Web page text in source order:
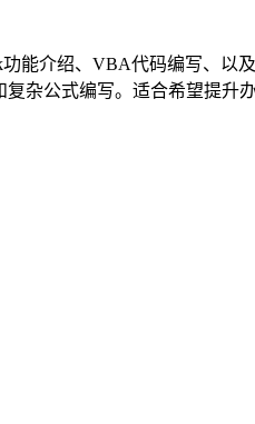
能介绍、VBA代码编写、
杂公式编写。适合希望提升